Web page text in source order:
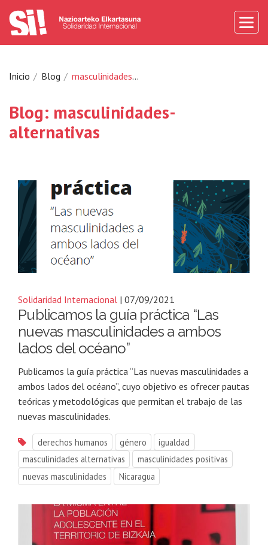
Inicio Blog masculinidades-alternativas
Blog: masculinidades-
alternativas
Solidaridad Internacional | 07/09/2021
Publicamos la guía práctica “Las
nuevas masculinidades a ambos
lados del océano”
Publicamos la guía práctica “Las nuevas masculinidades a
ambos lados del océano”, cuyo objetivo es ofrecer pautas
teóricas y metodológicas que permitan el trabajo de las
nuevas masculinidades.
derechos humanos género
igualdad
masculinidades alternativas
masculinidades positivas
nuevas masculinidades
Nicaragua